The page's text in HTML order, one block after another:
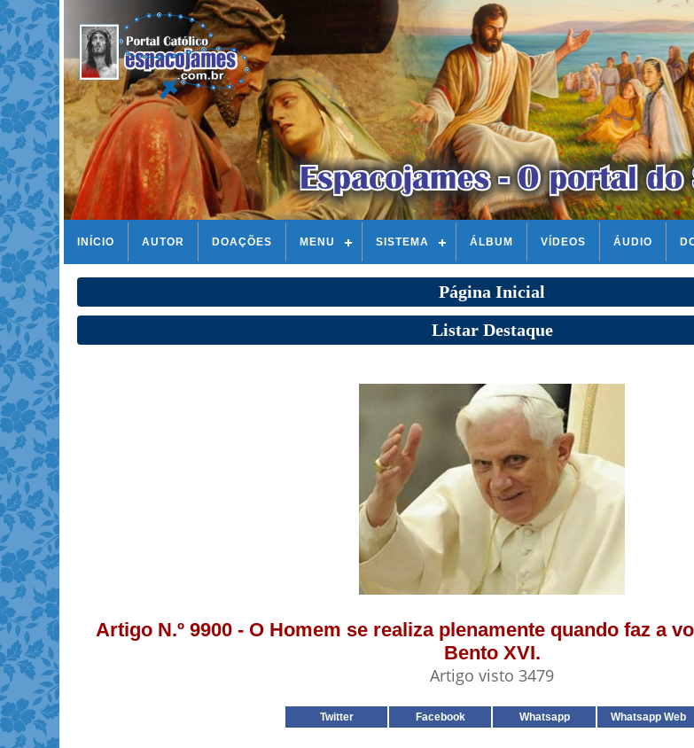
INÍCIO AUTOR DOAÇÕES MENU SISTEMA ÁLBUM VÍDEOS ÁUDIO
Página Inicial
Listar Destaque
Artigo N.º 9900 - O Homem se realiza plenamente quando faz a
Bento XVI.
Artigo visto 3479
Twitter Facebook Whatsapp Whatsapp Web